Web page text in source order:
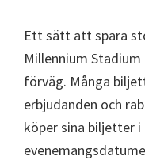
Ett sätt att spara
Millennium
förväg. Många
erbjudanden och
köper sina biljetter